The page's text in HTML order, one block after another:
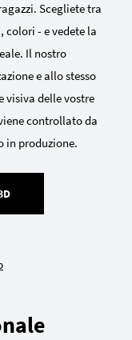
Scegliete tra
colori - e vedete la
Il nostro
e allo stesso
visiva delle vostre
controllato da
in produzione.